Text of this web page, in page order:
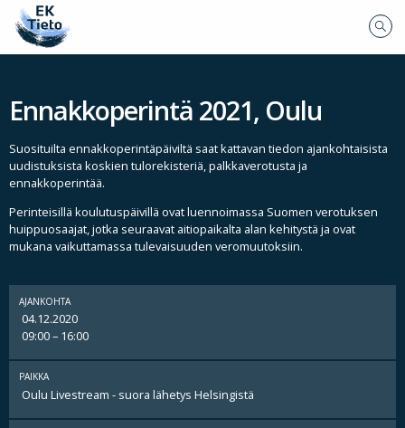
Ennakkoperintä 2021, Oulu
Suosituilta ennakkoperintäpäiviltä saat kattavan tiedon ajankohtaisista
uudistuksista koskien tulorekisteriä, palkkaverotusta ja
ennakkoperintää.
Perinteisillä koulutuspäivillä ovat luennoimassa Suomen verotuksen
huippuosaajat, jotka seuraavat aitiopaikalta alan kehitystä ja ovat
mukana vaikuttamassa tulevaisuuden veromuutoksiin.
AJANKOHTA
04.12.2020
09:00 – 16:00
PAIKKA
Oulu Livestream - suora lähetys Helsingistä